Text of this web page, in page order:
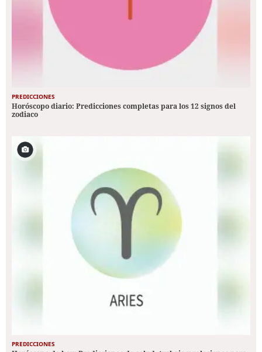
PREDICCIONES
Horóscopo diario: Predicciones completas para los 12 signos del
zodiaco
PREDICCIONES